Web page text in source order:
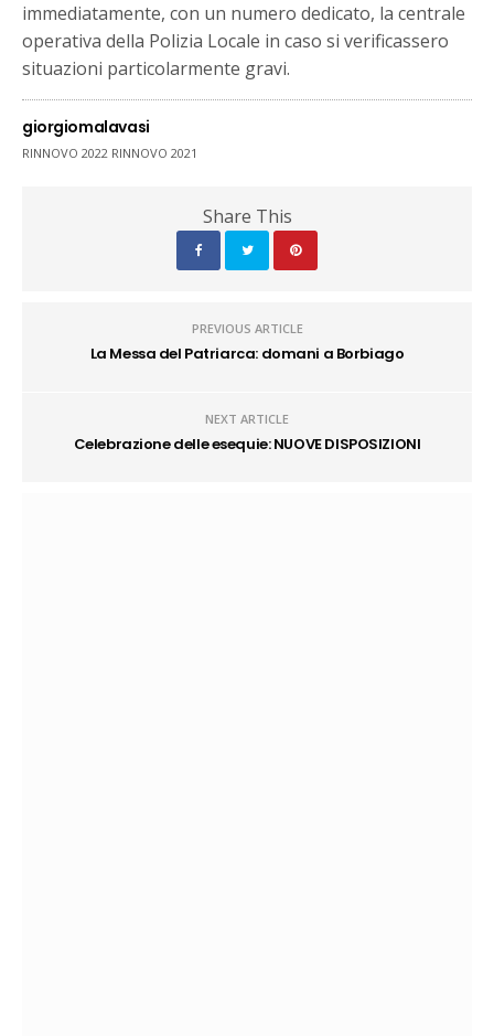
immediatamente, con un numero dedicato, la centrale
operativa della Polizia Locale in caso si verificassero
situazioni particolarmente gravi.
giorgiomalavasi
RINNOVO 2022 RINNOVO 2021
Share This
PREVIOUS ARTICLE
La Messa del Patriarca: domani a Borbiago
NEXT ARTICLE
Celebrazione delle esequie: NUOVE DISPOSIZIONI